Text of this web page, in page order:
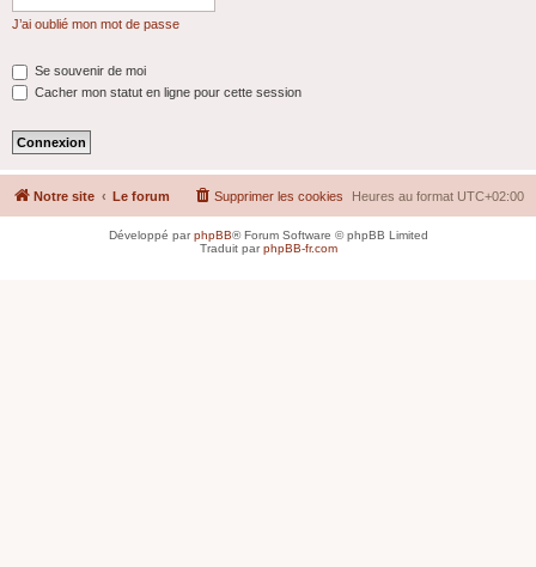
J’ai oublié mon mot de passe
Se souvenir de moi
Cacher mon statut en ligne pour cette session
Notre site Le forum Heures au format UTC+02:00
Supprimer les cookies
Développé parphpBB® Forum Software © phpBB Limited
Traduit parphpBB-fr.com